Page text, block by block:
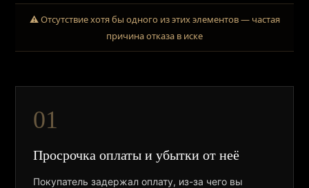
⚠️ Отсутствие хотя бы одного из этих элементов — частая
причина отказа в иске
01
Просрочка оплаты и убытки от неё
Покупатель задержал оплату, из-за чего вы